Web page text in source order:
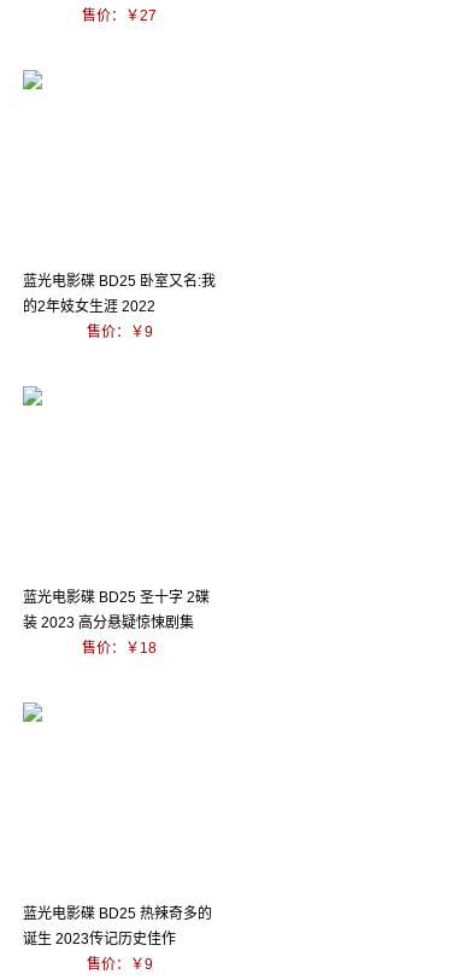
售价：￥27
蓝光电影碟 BD25 卧室又名:我
的2年妓女生涯 2022
售价：￥9
蓝光电影碟 BD25 圣十字 2碟
装 2023 高分悬疑惊悚剧集
售价：￥18
蓝光电影碟 BD25 热辣奇多的
诞生 2023传记历史佳作
售价：￥9